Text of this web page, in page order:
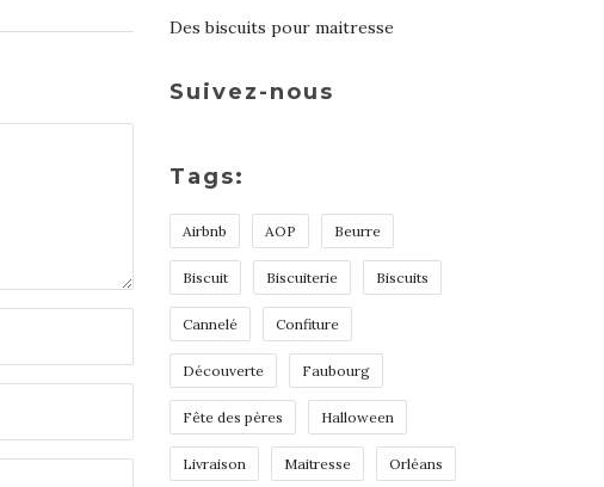
Des biscuits pour maitresse
Suivez-nous
Tags:
Airbnb AOP Beurre
Biscuit Biscuiterie Biscuits
Cannelé Confiture
Découverte Faubourg
Fête des pères Halloween
Livraison Maitresse Orléans